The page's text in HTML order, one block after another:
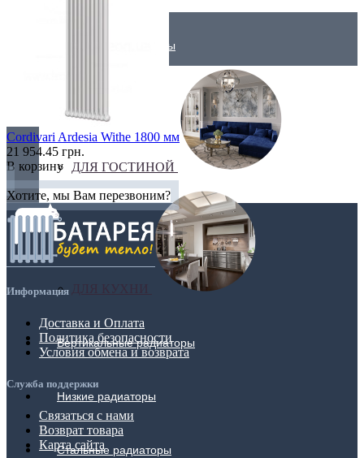
Трубчатые радиаторы
ДЛЯ ГОСТИНОЙ
Вертикальные радиаторы
Низкие радиаторы
Стальные радиаторы
Cordivari Ardesia Withe 1800 мм
21 954.45 грн.
В корзину
Хотите, мы Вам перезвоним?
Информация
Доставка и Оплата
Политика безопасности
Условия обмена и возврата
Служба поддержки
Связаться с нами
Возврат товара
Карта сайта